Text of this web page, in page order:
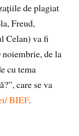
de plagiat
Freud,
Celan) va fi
noiembrie, de la
cu tema
care se va
BIEF.